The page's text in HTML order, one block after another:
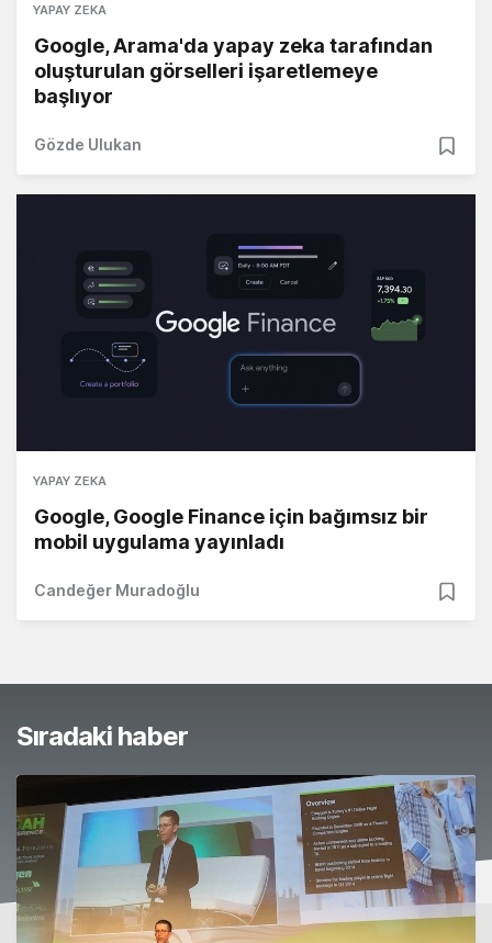
YAPAY ZEKA
Google, Arama'da yapay zeka tarafından
oluşturulan görselleri işaretlemeye
başlıyor
Gözde Ulukan
YAPAY ZEKA
Google, Google Finance için bağımsız bir
mobil uygulama yayınladı
Candeğer Muradoğlu
Sıradaki haber